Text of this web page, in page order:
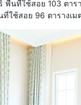
พื้นที่ใช้สอย 103 ตา
ใช้สอย 96 ตารางเ